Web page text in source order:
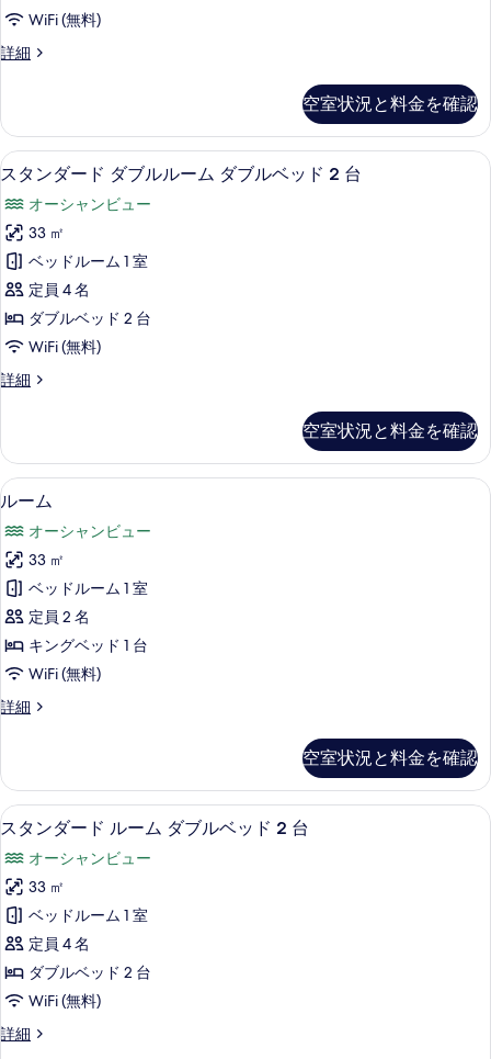
す
る
て
写
を
表
示
す
る
WiFi (無料)
詳細
ル
詳
細
空室状況と料金を確認
ス
ン
ダ
ー
ド
ダ
ル
ー
ム
ダ
ブ
ル
ベ
ッ
ド
2
台
べ
て
写
真
を
表
示
す
る
セーフティボックス (室内)、デスク
6
スタンダード ダブルルーム ダブルベッド 2 台
オーシャンビュー
33 ㎡
ベッドルーム 1 室
定員 4 名
ダブルベッド 2 台
WiFi (無料)
詳細
ス
ー
ド
ダ
ル
ル
ー
ム
ダ
ブ
ル
ベ
ッ
ド
の
詳
細
空室状況と料金を確認
ル
ム
の
す
べ
て
写
を
表
示
す
る
ルーム | セーフティボックス (室内)
4
ルーム
オーシャンビュー
33 ㎡
ベッドルーム 1 室
定員 2 名
キングベッド 1 台
WiFi (無料)
詳細
ル
詳
細
空室状況と料金を確認
ス
ン
ダ
ー
ド
ル
ム
スタンダード ルーム ダブルベッド 2
5
スタンダード ルーム ダブルベッド 2 台
オーシャンビュー
33 ㎡
ベッドルーム 1 室
定員 4 名
ダブルベッド 2 台
WiFi (無料)
詳細
ス